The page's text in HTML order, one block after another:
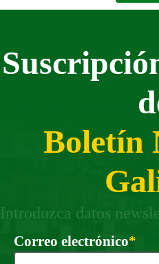
Boletín
Introduzca datos
Correo electrónico*